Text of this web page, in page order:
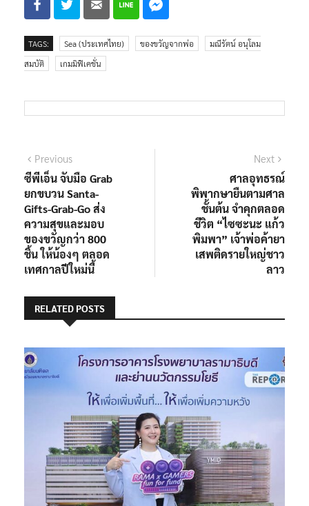
TAGS: Sea (ประเทศไทย) ของขวัญจากพ่อ
มณีรัตน์ อนุโลม
สมบัติ
เกมมิฟิเคชั่น
Previous
ซีพีเอ็น จับมือ Grab
ยกขบวน Santa-
Gifts-Grab-Go ส่ง
ความสุขและมอบ
ของขวัญกว่า 800
ชิ้น ให้น้องๆ ตลอด
เทศกาลปีใหม่นี้
Next
ศาลอุทธรณ์
พิพากษายืนตามศาล
ชั้นต้น จำคุกตลอด
ชีวิต “ไซซะนะ แก้ว
พิมพา” เจ้าพ่อค้ายา
เสพติดรายใหญ่ชาว
ลาว
RELATED POSTS